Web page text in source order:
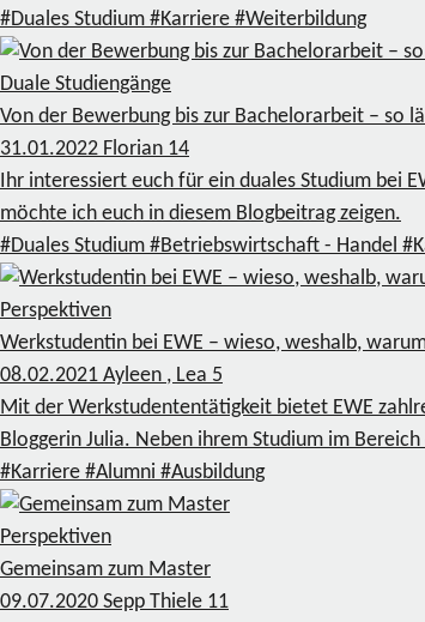
#Duales Studium #Karriere #Weiterbildung
Duale Studiengänge
Von der Bewerbung bis zur Bachelorarbeit – so
31.01.2022 Florian 14
Ihr interessiert euch für ein duales Studium bei
möchte ich euch in diesem Blogbeitrag zeigen.
#Duales Studium #Betriebswirtschaft - Handel
Perspektiven
Werkstudentin bei EWE – wieso, weshalb,
08.02.2021 Ayleen , Lea 5
Mit der Werkstudententätigkeit bietet EWE
Bloggerin Julia. Neben ihrem Studium im
#Karriere #Alumni #Ausbildung
Perspektiven
Gemeinsam zum Master
09.07.2020 Sepp Thiele 11